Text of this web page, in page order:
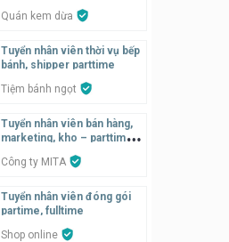
hàng tiệm bánh ngọt
Tuyển nhân viên pha chế,
phục vụ bàn
SNACK BAR NHẬT
Tuyển quản lý, kế toán ca,
bếp, bếp chính lương cao
Nhà hàng Phố Men Chill
Quán kem dừa
Tuyển nhân viên thời vụ bếp
bánh, shipper parttime
Tiệm bánh ngọt
Tuyển nhân viên bán hàng,
marketing, kho – parttime,
Công ty MITA
Tuyển nhân viên đóng gói
partime, fulltime
Shop online